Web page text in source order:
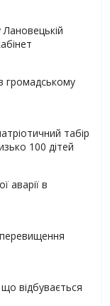
Лановецькій
громадському
табір
100 дітей
аварії в
відбувається